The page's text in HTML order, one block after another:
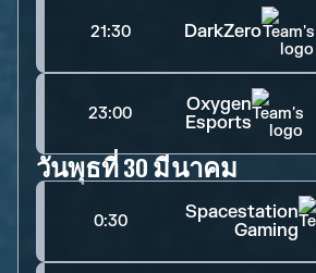
21:30 DarkZero
23:00
Oxygen
Esports
วันพุธที่ 30 มีนาคม
0:30
Spacestation
Gaming